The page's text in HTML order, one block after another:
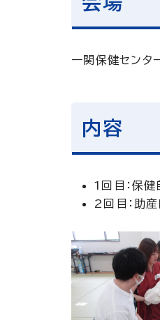
一関保健センタ
内容
1回目：保
2回目：助